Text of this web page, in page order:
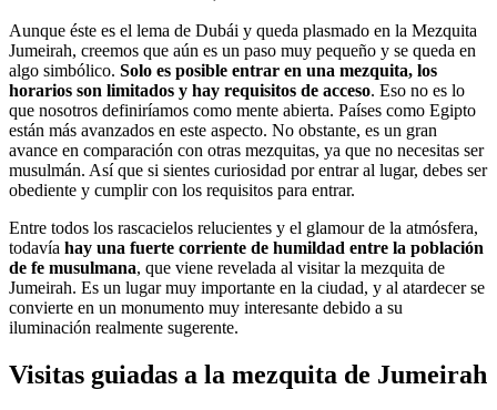
Aunque éste es el lema de Dubái y queda plasmado en la Mezquita
Jumeirah, creemos que aún es un paso muy pequeño y se queda en
algo simbólico. Solo es posible entrar en una mezquita, los
horarios son limitados y hay requisitos de acceso. Eso no es lo
que nosotros definiríamos como mente abierta. Países como Egipto
están más avanzados en este aspecto. No obstante, es un gran
avance en comparación con otras mezquitas, ya que no necesitas ser
musulmán. Así que si sientes curiosidad por entrar al lugar, debes ser
obediente y cumplir con los requisitos para entrar.
Entre todos los rascacielos relucientes y el glamour de la atmósfera,
todavía hay una fuerte corriente de humildad entre la población
de fe musulmana, que viene revelada al visitar la mezquita de
Jumeirah. Es un lugar muy importante en la ciudad, y al atardecer se
convierte en un monumento muy interesante debido a su
iluminación realmente sugerente.
Visitas guiadas a la mezquita de Jumeirah